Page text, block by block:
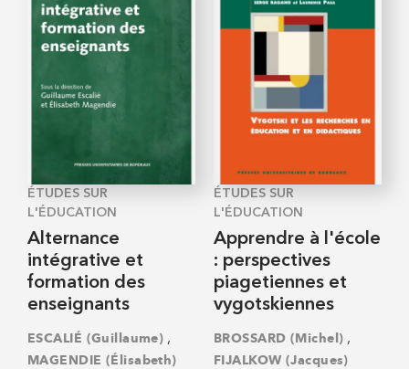
ÉTUDES SUR
L'ÉDUCATION
Alternance
intégrative et
formation des
enseignants
ESCALIÉ (Guillaume) ,
MAGENDIE (Élisabeth)
ÉTUDES SUR
L'ÉDUCATION
Apprendre à l'école
: perspectives
piagetiennes et
vygotskiennes
BROSSARD (Michel) ,
FIJALKOW (Jacques)